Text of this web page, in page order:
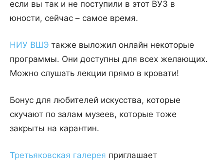
если вы так и не поступили в этот ВУЗ в
юности, сейчас – самое время.
НИУ ВШЭ также выложил онлайн некоторые
программы. Они доступны для всех желающих.
Можно слушать лекции прямо в кровати!
Бонус для любителей искусства, которые
скучают по залам музеев, которые тоже
закрыты на карантин.
Третьяковская галерея приглашает